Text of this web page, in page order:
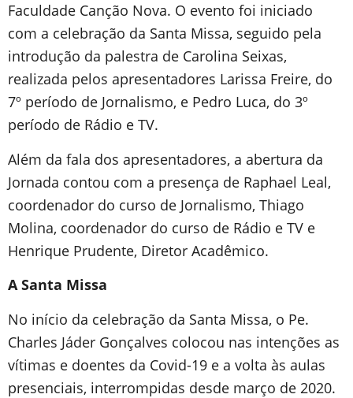
Faculdade Canção Nova. O evento foi iniciado
com a celebração da Santa Missa, seguido pela
introdução da palestra de Carolina Seixas,
realizada pelos apresentadores Larissa Freire, do
7º período de Jornalismo, e Pedro Luca, do 3º
período de Rádio e TV.
Além da fala dos apresentadores, a abertura da
Jornada contou com a presença de Raphael Leal,
coordenador do curso de Jornalismo, Thiago
Molina, coordenador do curso de Rádio e TV e
Henrique Prudente, Diretor Acadêmico.
A Santa Missa
No início da celebração da Santa Missa, o Pe.
Charles Jáder Gonçalves colocou nas intenções as
vítimas e doentes da Covid-19 e a volta às aulas
presenciais, interrompidas desde março de 2020.